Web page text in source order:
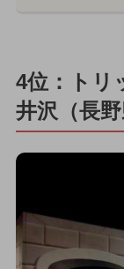
4位：トリ
井沢（長野